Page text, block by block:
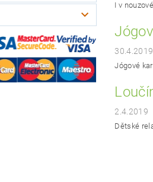
I v
30.4.2019
Jógové
2.4.2019
Dětské